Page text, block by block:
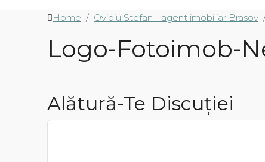
Home Ovidiu Stefan - agent imobiliar Brasov
Logo-Fotoimob-
Alătură-Te Discuției